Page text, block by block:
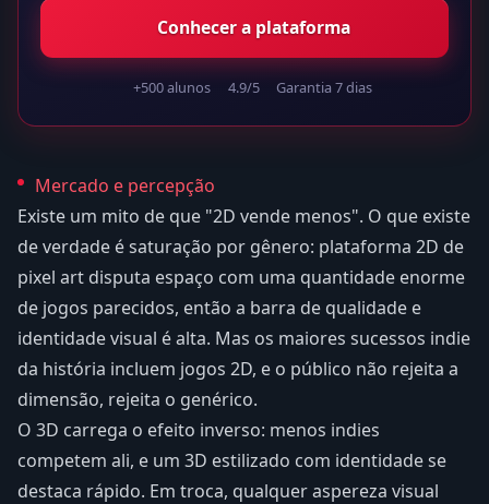
Conhecer a plataforma
+500 alunos 4.9/5 Garantia 7 dias
Mercado e percepção
Existe um mito de que "2D vende menos". O que existe
de verdade é saturação por gênero: plataforma 2D de
pixel art disputa espaço com uma quantidade enorme
de jogos parecidos, então a barra de qualidade e
identidade visual é alta. Mas os maiores sucessos indie
da história incluem jogos 2D, e o público não rejeita a
dimensão, rejeita o genérico.
O 3D carrega o efeito inverso: menos indies
competem ali, e um 3D estilizado com identidade se
destaca rápido. Em troca, qualquer aspereza visual